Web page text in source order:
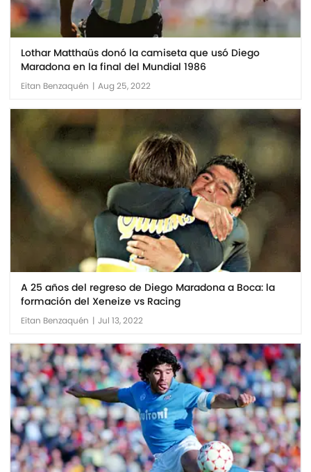
Lothar Matthaüs donó la camiseta que usó Diego
Maradona en la final del Mundial 1986
Eitan Benzaquén | Aug 25, 2022
A 25 años del regreso de Diego Maradona a Boca: la
formación del Xeneize vs Racing
Eitan Benzaquén | Jul 13, 2022